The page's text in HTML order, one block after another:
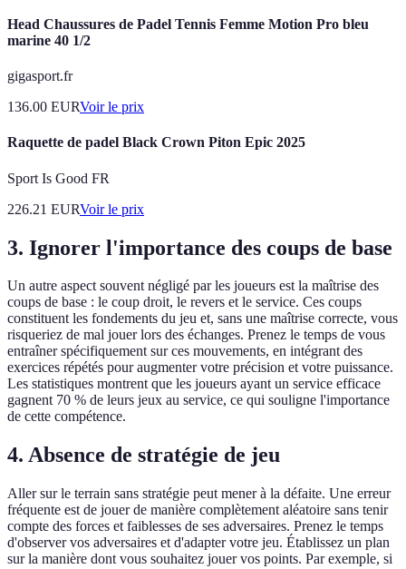
Head Chaussures de Padel Tennis Femme Motion Pro bleu
marine 40 1/2
gigasport.fr
136.00 EURVoir le prix
Raquette de padel Black Crown Piton Epic 2025
Sport Is Good FR
226.21 EURVoir le prix
3. Ignorer l'importance des coups de base
Un autre aspect souvent négligé par les joueurs est la maîtrise des
coups de base : le coup droit, le revers et le service. Ces coups
constituent les fondements du jeu et, sans une maîtrise correcte, vous
risqueriez de mal jouer lors des échanges. Prenez le temps de vous
entraîner spécifiquement sur ces mouvements, en intégrant des
exercices répétés pour augmenter votre précision et votre puissance.
Les statistiques montrent que les joueurs ayant un service efficace
gagnent 70 % de leurs jeux au service, ce qui souligne l'importance
de cette compétence.
4. Absence de stratégie de jeu
Aller sur le terrain sans stratégie peut mener à la défaite. Une erreur
fréquente est de jouer de manière complètement aléatoire sans tenir
compte des forces et faiblesses de ses adversaires. Prenez le temps
d'observer vos adversaires et d'adapter votre jeu. Établissez un plan
sur la manière dont vous souhaitez jouer vos points. Par exemple, si